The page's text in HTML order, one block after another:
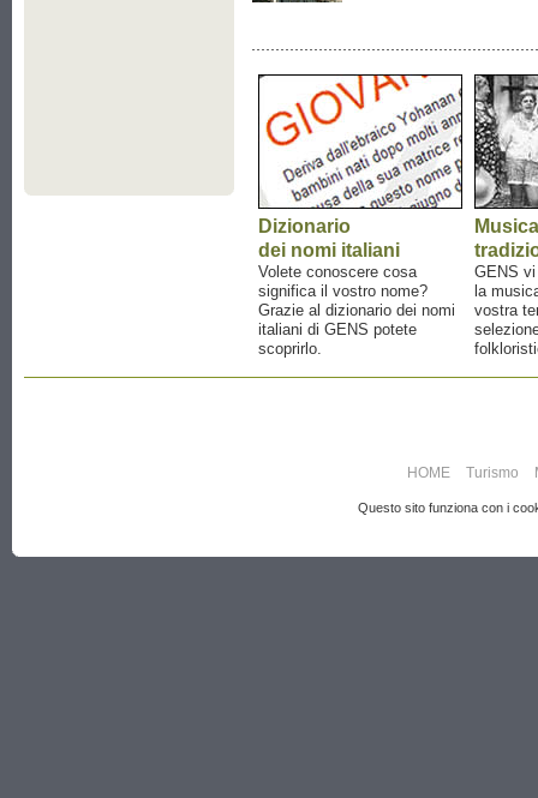
Dizionario
dei nomi italiani
Volete conoscere cosa
significa il vostro nome?
Grazie al dizionario dei nomi
italiani di GENS potete
scoprirlo.
Musica
GENS
la
vostra
HOME Turismo
Questo sito funziona con i